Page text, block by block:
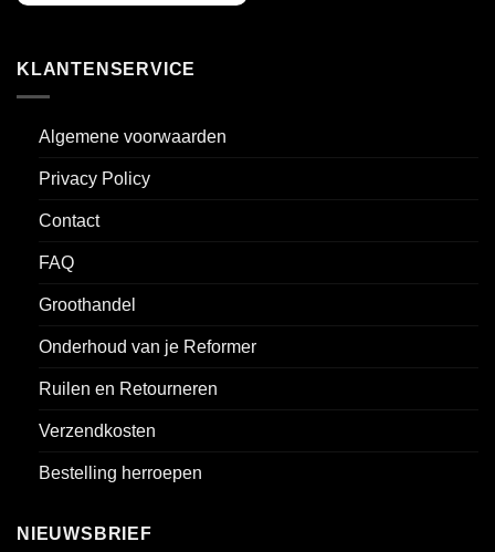
KLANTENSERVICE
Algemene voorwaarden
Privacy Policy
Contact
FAQ
Groothandel
Onderhoud van je Reformer
Ruilen en Retourneren
Verzendkosten
Bestelling herroepen
NIEUWSBRIEF